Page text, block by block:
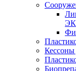
Кессоны